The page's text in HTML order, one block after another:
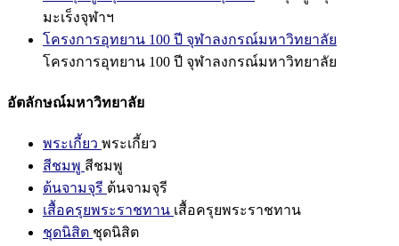
มะเร็งจุฬาฯ
โครงการอุทยาน 100 ปี จุฬาลงกรณ์มหาวิทยาลัย
โครงการอุทยาน 100 ปี จุฬาลงกรณ์มหาวิทยาลัย
อัตลักษณ์มหาวิทยาลัย
พระเกี้ยว พระเกี้ยว
สีชมพู สีชมพู
ต้นจามจุรี ต้นจามจุรี
เสื้อครุยพระราชทาน เสื้อครุยพระราชทาน
ชุดนิสิต ชุดนิสิต